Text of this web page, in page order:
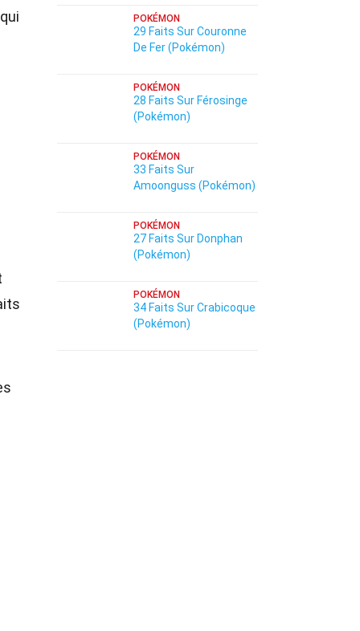
POKÉMON
29 Faits Sur Couronne
De Fer (Pokémon)
POKÉMON
28 Faits Sur Férosinge
(Pokémon)
POKÉMON
33 Faits Sur
Amoonguss (Pokémon)
POKÉMON
27 Faits Sur Donphan
(Pokémon)
POKÉMON
34 Faits Sur Crabicoque
(Pokémon)